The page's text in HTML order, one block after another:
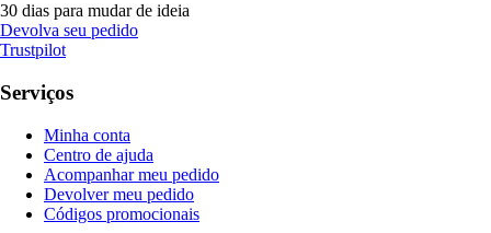
30 dias para mudar de ideia
Devolva seu pedido
Trustpilot
Serviços
Minha conta
Centro de ajuda
Acompanhar meu pedido
Devolver meu pedido
Códigos promocionais